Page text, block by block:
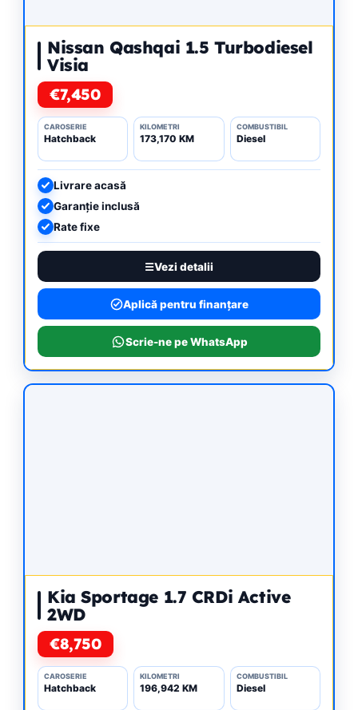
Nissan Qashqai 1.5 Turbodiesel
Visia
€7,450
CAROSERIE
Hatchback
KILOMETRI
173,170 KM
COMBUSTIBIL
Diesel
Livrare acasă
Garanție inclusă
Rate fixe
Vezi detalii
Aplică pentru finanțare
Scrie-ne pe WhatsApp
Kia Sportage 1.7 CRDi Active
2WD
€8,750
CAROSERIE
Hatchback
KILOMETRI
196,942 KM
COMBUSTIBIL
Diesel